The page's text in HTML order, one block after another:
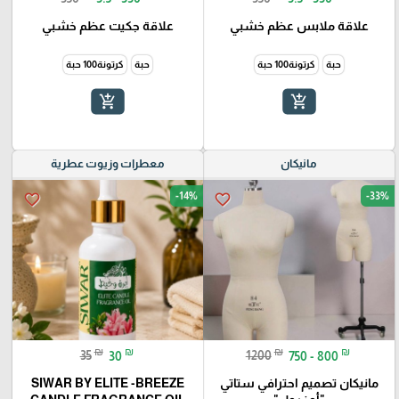
علاقة ملابس عظم خشبي
حبة كرتونة100 حبة
add_shopping_cart
علاقة جكيت عظم خشبي
حبة كرتونة100 حبة
add_shopping_cart
مانيكان
favorite_border -33%
1200 ₪ 750 - 800 ₪
مانيكان تصميم احترافي ستاتي
معطرات وزيوت عطرية
favorite_border -14%
35 ₪ 30 ₪
SIWAR BY ELITE -BREEZE